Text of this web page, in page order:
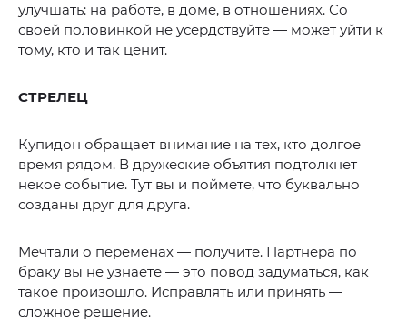
улучшать: на работе, в доме, в отношениях. Со
своей половинкой не усердствуйте — может уйти к
тому, кто и так ценит.
СТРЕЛЕЦ
Купидон обращает внимание на тех, кто долгое
время рядом. В дружеские объятия подтолкнет
некое событие. Тут вы и поймете, что буквально
созданы друг для друга.
Мечтали о переменах — получите. Партнера по
браку вы не узнаете — это повод задуматься, как
такое произошло. Исправлять или принять —
сложное решение.